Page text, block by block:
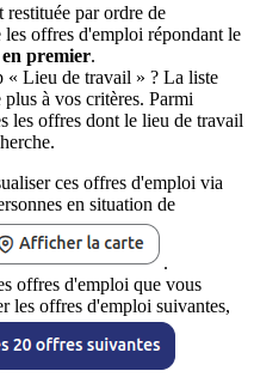
par ordre de
offres d'emploi répondant le
premier.
« Lieu de travail » ? La liste
à vos critères. Parmi
les offres dont le lieu de travail
ces offres d'emploi via
en situation de
.
offres d'emploi que vous
les offres d'emploi suivantes,